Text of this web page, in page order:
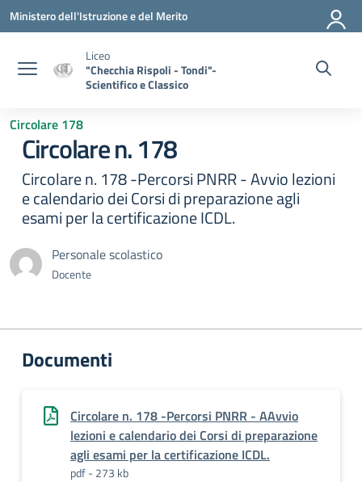
Vai ai contenuti
Vai al menu di navigazione
Vai al footer
Ministero dell'Istruzione e del Merito
Liceo
"Checchia Rispoli - Tondi"-
Scientifico e Classico
Circolare 178
Circolare n. 178
Circolare n. 178 -Percorsi PNRR - Avvio lezioni
e calendario dei Corsi di preparazione agli
esami per la certificazione ICDL.
Personale scolastico
Docente
Documenti
Circolare n. 178 -Percorsi PNRR - AAvvio
lezioni e calendario dei Corsi di preparazione
agli esami per la certificazione ICDL.
pdf - 273 kb